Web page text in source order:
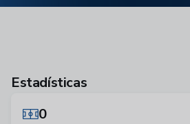
Estadísticas
0